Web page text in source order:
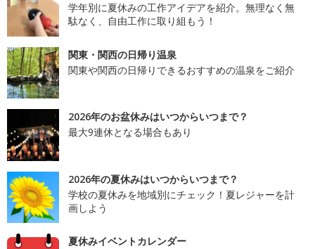
学年別に夏休みの工作アイデアを紹介。無理なく無
駄なく、自由工作に取り組もう！
関東・関西の日帰り温泉
関東や関西の日帰りできるおすすめの温泉をご紹介
2026年のお盆休みはいつからいつまで？
最大9連休となる場合もあり
2026年の夏休みはいつからいつまで？
学校の夏休みを地域別にチェック！夏レジャーを計
画しよう
夏休みイベントカレンダー